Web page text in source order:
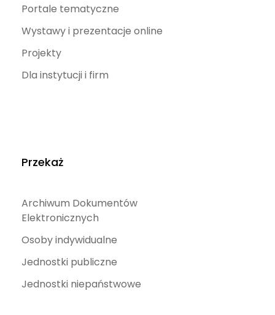
Portale tematyczne
Wystawy i prezentacje online
Projekty
Dla instytucji i firm
Przekaż
Archiwum Dokumentów
Elektronicznych
Osoby indywidualne
Jednostki publiczne
Jednostki niepaństwowe